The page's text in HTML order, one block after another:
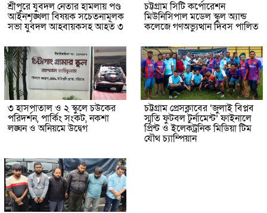
শ্রীপুরে যুবদল নেতার হামলায় পণ্ড
আইনশৃঙ্খলা বিষয়ক সচেতনামূলক
সভা যুবদল আহবায়কসহ আহত ৩
চট্টগ্রাম সিটি কর্পোরেশন
মিউনিসিপাল মডেল স্কুল অ্যান্ড
কলেজে গণঅভ্যুত্থান দিবস পালিত
৩ হাসপাতাল ও ২ স্কুলে চউকের
পরিদর্শন, পার্কিং সংকট, নকশা
লঙ্ঘন ও অনিয়মে উদ্বেগ
চট্টগ্রাম প্রেসক্লাবের ‘জুলাই বিপ্লব
স্মৃতি ফুটবল টুর্নামেন্ট’ ফাইনালে
প্রিন্ট ও ইলেকট্রনিক মিডিয়া টিম
যৌথ চ্যাম্পিয়ান